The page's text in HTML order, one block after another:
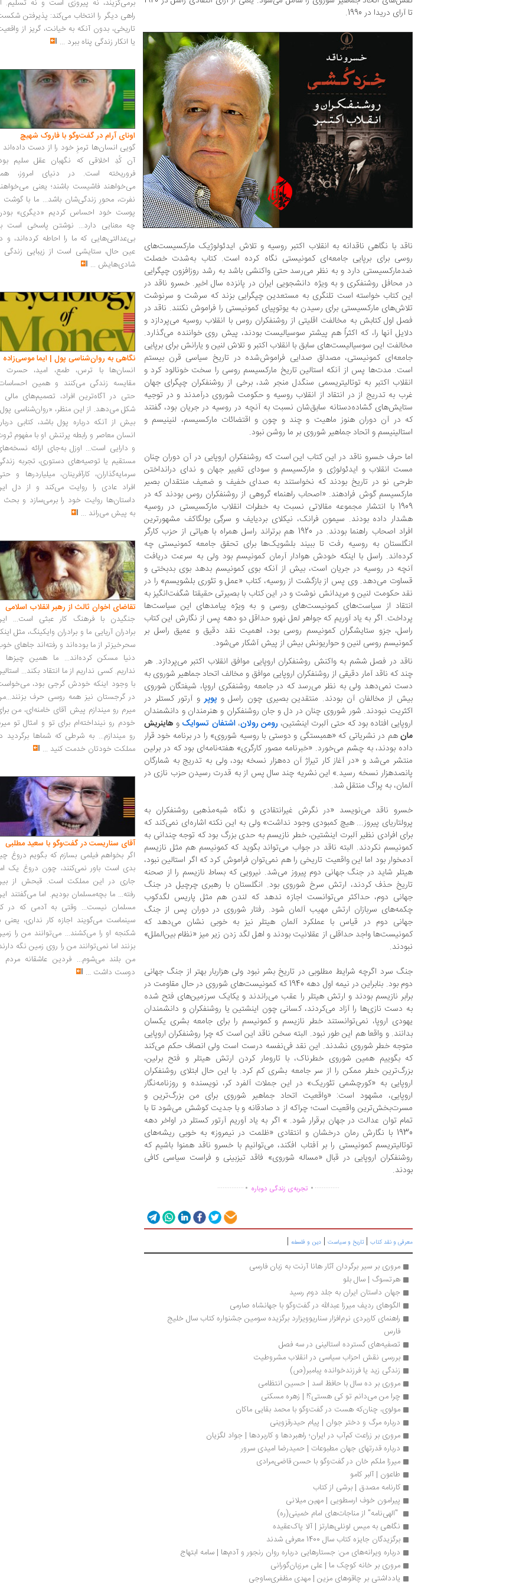
تا آرای دریدا در 1990.
ناقد با نگاهی ناقدانه به انقلاب اکتبر روسیه و تلاش ایدئولوژیک مارکسیست‌های
روسی برای برپایی جامعه‌ای کمونیستی نگاه کرده است. کتاب به‌شدت خصلت
ضدمارکسیستی دارد و به نظر می‌رسد حتی واکنشی باشد به رشد روزافزون چپگرایی
در محافل روشنفکری و به ویژه دانشجویی ایران در پانزده سال اخیر. خسرو ناقد در
این کتاب خواسته است تلنگری به مستعدین چپگرایی بزند که سرشت و سرنوشت
تلاش‌های مارکسیستی برای رسیدن به یوتوپیای کمونیستی را فراموش نکنند. ناقد در
فصل اول کتابش به مخالفت اقلیتی از روشنفکران روس با انقلاب روسیه می‌پردازد و
دلایل آنها را، که اکثراً هم پیشتر سوسیالیست بودند، پیش روی خواننده می‌گذارد.
مخالفت این سوسیالیست‌های سابق با انقلاب اکتبر و تلاش لنین و یارانش برای برپایی
جامعه‌ای کمونیستی، مصداق صدایی فراموش‌شده در تاریخ سیاسی قرن بیستم
است. مدت‌ها پس از آنکه استالین تاریخ مارکسیسم روسی را سخت خونالود کرد و
انقلاب اکتبر به توتالیتریسمی سنگدل منجر شد، برخی از روشنفکران چپگرای جهان
غرب به تدریج از در انتقاد از انقلاب روسیه و حکومت شوروی درآمدند و در توجیه
ستایش‌های گشاده‌دستانه‌ سابق‌شان نسبت به آنچه در روسیه در جریان بود، گفتند
که در آن دوران هنوز ماهیت و چند و چون و اقتضائات مارکسیسم، ‌لنینیسم و
استالینیسم و اتحاد جماهیر شوروی بر ما روشن نبود.
اما حرف خسرو ناقد در این کتاب این است که روشنفکران اروپایی در آن دوران چنان
مست انقلاب و ایدئولوژی و مارکسیسم و سودای تغییر جهان و ندای درانداختن
طرحی نو در تاریخ بودند که نخواستند به صدای خفیف و ضعیف منتقدان بصیر
مارکسیسم گوش فرادهند. «اصحاب راهنما» گروهی از روشنفکران روس بودند که در
1909 با انتشار مجموعه مقالاتی نسبت به خطرات انقلاب مارکسیستی در روسیه
هشدار داده بودند. سیمون فرانک، نیکلای بردیایف و سرگِی بولگاکف مشهورترین
افراد اصحاب راهنما بودند. در 1920 هم برتراند راسل همراه با هیاتی از حزب کارگر
انگلستان به روسیه رفت تا ببیند بلشویک‌ها برای تحقق جامعه کمونیستی چه
کرده‌اند. راسل با اینکه خودش هوادار آرمان کمونیسم بود ولی به سرعت دریافت
آنچه در روسیه در جریان است، بیش از آنکه بوی کمونیسم بدهد بوی بدبختی و
قساوت می‌دهد. وی پس از بازگشت از روسیه، کتاب «عمل و تئوری بلشویسم» را در
نقد حکومت لنین و مریدانش نوشت و در این کتاب با بصیرتی حقیقتا شگفت‌انگیز به
انتقاد از سیاست‌های کمونیست‌های روسی و به ویژه پیامدهای این سیاست‌ها
پرداخت. اگر به یاد آوریم که جواهر لعل نهرو حداقل دو دهه پس از نگارش این کتاب
راسل، جزو ستایشگران کمونیسم روسی بود، اهمیت نقد دقیق و عمیق راسل بر
کمونیسم روسی لنین و حواریونش بیش از پیش آشکار می‌شود.
ناقد در فصل ششم به واکنش روشنفکران اروپایی موافق انقلاب اکتبر می‌پردازد. هر
چند که ناقد آمار دقیقی از روشنفکران اروپایی موافق و مخالف اتحاد جماهیر شوروی به
دست نمی‌دهد ولی به نظر می‌رسد که در جامعه روشنفکری اروپا، شیفتگان شوروی
بیش از مخالفان آن بودند. منتقدین بصیری چون راسل وپوپرو آرتور کستلر در
اکثریت نبودند. شور شوروی چنان در دل و جان روشنفکران و هنرمندان و دانشمندان
اروپایی افتاده بود که حتی آلبرت اینشتین،رومن رولان،اشتفان تسوایک و هاینریش
مانهم در نشریاتی که «همبستگی و دوستی با روسیه شوروی» را در برنامه خود قرار
داده بودند، به چشم می‌خورد. «خبرنامه مصور کارگری» هفته‌نامه‌ای بود که در برلین
منتشر می‌شد و «در آغاز کار تیراژ آن ده‌هزار نسخه بود، ولی به تدریج به شمارگان
پانصدهزار نسخه رسید.» این نشریه چند سال پس از به قدرت رسیدن حزب نازی در
آلمان، به پراگ منتقل شد.
خسرو ناقد می‌نویسد «در نگرش غیرانتقادی و نگاه شبه‌مذهبی روشنفکران به
پرولتاریای پیروز... هیچ کمبودی وجود نداشت» ولی به این نکته اشاره‌ای نمی‌کند که
برای افرادی نظیر آلبرت اینشتین، خطر نازیسم به حدی بزرگ بود که توجه چندانی به
کمونیسم نکردند. البته ناقد در جواب می‌تواند بگوید که کمونیسم هم مثل نازیسم
آدمخوار بود اما این واقعیت تاریخی را هم نمی‌توان فراموش کرد که اگر استالین نبود،
هیتلر شاید در جنگ جهانی دوم پیروز می‌شد. نیرویی که بساط نازیسم را از صحنه
تاریخ حذف کردند، ارتش سرخ شوروی بود. انگلستان با رهبری چرچیل در جنگ
جهانی دوم، حداکثر می‌توانست اجازه ندهد که لندن هم مثل پاریس لگدکوب
چکمه‌های سربازان ارتش مهیب آلمان شود. رفتار شوروی در دوران پس از جنگ
جهانی دوم در قیاس با عملکرد آلمان هیتلر نیز به خوبی نشان می‌دهد که
کمونیست‌ها واجد حداقلی از عقلانیت بودند و اهل لگد زدن زیر میز «نظام بین‌الملل»
نبودند.
جنگ سرد اگرچه شرایط مطلوبی در تاریخ بشر نبود ولی هزاربار بهتر از جنگ جهانی
دوم بود. بنابراین در نیمه اول دهه 1940 که کمونیست‌های شوروی در حال مقاومت در
برابر نازیسم بودند و ارتش هیتلر را عقب می‌راندند و یکایک سرزمین‌های فتح شده
به دست نازی‌ها را آزاد می‌کردند، کسانی چون اینشتین یا روشنفکران و دانشمندان
یهودی اروپا، نمی‌توانستند خطر نازیسم و کمونیسم را برای جامعه بشری یکسان
بدانند. و واقعا هم این طور نبود. البته سخن ناقد این است که چرا روشنفکران اروپایی
متوجه خطر شوروی نشدند. این نقد فی‌نفسه درست است ولی انصاف حکم می‌کند
که بگوییم همین شوروی خطرناک، با تارومار کردن ارتش هیتلر و فتح برلین،
بزرگ‌ترین خطر ممکن را از سر جامعه بشری کم کرد. با این حال ابتلای روشنفکران
اروپایی به «کورچشمی تئوریک» در این جملات آلفرد کر، نویسنده و روزنامه‌نگار
اروپایی، مشهود است: «واقعیت اتحاد جماهیر شوروی برای من بزرگ‌ترین و
مسرت‌بخش‌ترین واقعیت است؛ چراکه از د صادقانه و با جدیت کوشش می‌شود تا با
تمام توان عدالت در جهان برقرار شود. » اگر به یاد آوریم آرتور کستلر در اواخر دهه
1930 با نگارش رمان درخشان و انتقادی «ظلمت در نیمروز» به خوبی ریشه‌های
توتالیتریسم کمونیستی را بر آفتاب افکند، می‌توانیم با خسرو ناقد همنوا باشیم که
روشنفکران اروپایی در قبال «مساله شوروی» فاقد تیزبینی و فراست سیاسی کافی
بودند.
............... . تجربه‌ی زندگی دوباره . ..............
معرفی و نقد کتاب | تاریخ و سیاست | دین و فلسفه |
مروری بر سیر برگردان آثار هانا آرنت به زبان فارسی
هرتسوگ | سال بلو
جهان داستان ایران به جلد دوم رسید
الگوهای ردیف میرزا عبدالله در گفت‌وگو با جهانشاه صارمی
فارس
تصفیه‌های گسترده استالینی در سه فصل
بررسی نقش احزاب سیاسی در انقلاب مشروطیت
زندگی زید یا فرزندخوانده پبامبر(ص)
مروری بر ده سال با حافظ اسد | حسین انتظامی
چرا من می‌دانم تو کی هستی؟! | زهره مسکنی
مولوی، چنان‌که هست در گفت‌وگو با محمد بقایی ماکان
درباره مرگ و دختر جوان | پیام حیدرقزوینی
مروری بر زراعت کم‌آب در ایران؛ راهبردها و کاربردها | جواد لگزیان
درباره قدرتهای جهان مطبوعات | حمیدرضا امیدی سرور
میرزا ملکم خان در گفت‌وگو با حسن قاضی‌مرادی
طاعون | آلبر کامو
کارنامه مصدق | برشی از کتاب
پیرامون خوف ارسطویی | مهین میلانی
"الهی‌نامه" از مناجات‌های امام خمینی(ره)
نگاهی به میس لونلی‌هارتز | آلا پاک‌عقیده
برگزیدگان جایزه کتاب سال 1400 معرفی شدند
درباره ویرانه‌های من: جستارهایی درباره‌ روان رنجور و آدم‌ها | سامه ابتهاج
مروری بر خانه کوچک ما | علی مرزبان‌گورانی
یادداشتی بر چاقوهای مزین | مهدی مظفری‌ساوجی
برمی‌گزیند، نه پیروزی است و نه تسلیم.
راهی دیگر را انتخاب می‌کند: پذیرفتن
تاریخی، بدون آنکه به خیانت، گریز از
یا انکار زندگی پناه ببرد ...
اونای آرام در گفت‌وگو با فاروک شهیچ‭
گویی انسان‌ها ترمزِ خود را از دست داده‌اند
آن کُدِ اخلاقی که نگهبان عقل سلیم
فروریخته است. در دنیای امروز،
می‌خواهند فاشیست باشند؛ یعنی
نفرت، محورِ زندگی‌شان باشد... ما با گوشت
پوست خود احساس کردیم «دیگری»
چه معنایی دارد... نوشتن پاسخی است
بی‌عدالتی‌هایی که ما را احاطه کرده‌اند، و
عین حال، ستایشی است از زیبایی زندگی
شادی‌هایش ...
نگاهی به روان‌شناسی پول | ایما موسی‌زاده
انسان‌ها با ترس، طمع، امید، حسرت
مقایسه زندگی می‌کنند و همین
حتی در آگاه‌ترین افراد، تصمیم‌های مالی
شکل می‌دهد. از این منظر، «روان‌شناسی
بیش از آنکه درباره پول باشد، کتابی
انسان معاصر و رابطه پرتنش او با مفهوم
و دارایی است... اوزل به‌جای ارائه
مستقیم یا توصیه‌های دستوری، تجربه
سرمایه‌گذاران، کارآفرینان، میلیاردرها و
افراد عادی را روایت می‌کند و از دل
داستان‌ها روایت خود را برمی‌سازد و بحث
به پیش می‌راند ...
تقاضای اخوان ثالث از رهبر انقلاب اسلامی
جنگیدن با فرهنگ کار عبثی است...
برادران آریایی ما و برادران وایکینگ، مثل
سحرخیزتر از ما بوده‌اند و رفته‌اند جاهای
دنیا مسکن کرده‌اند... ما همین چیزها
نداریم. کسی نداریم از ما انتقاد بکند...
با وجود اینکه خودش گرجی بود،
در گرجستان نیز همه روسی حرف
میرم رو میندازم پیش آقای خامنه‌ای، من
خودم رو نینداخته‌ام برای تو و امثال تو
رو میندازم... به شرطی که شماها برگردید
مملکت خودتان خدمت کنید ...
آقای سناریست در گفت‌وگو با سعید مطلبی
اگر بخواهم فیلمی بسازم که بگویم دروغ
بدی است باور نمی‌کنند، چون دروغ یک
جاری در این مملکت است. قبحش از
رفته... ما بچه‌مسلمان بودیم. اما می‌گفتند
مسلمان نیست... وقتی به آدمی که در
سینماست می‌گویند اجازه کار نداری، یعنی
شکنجه او را می‌کشند... می‌توانند من را
بزنند اما نمی‌توانند من را روی زمین نگه
من بلند می‌شوم... فردین عاشقانه مردم
دوست داشت ...